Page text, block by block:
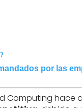
por las
Computing hace